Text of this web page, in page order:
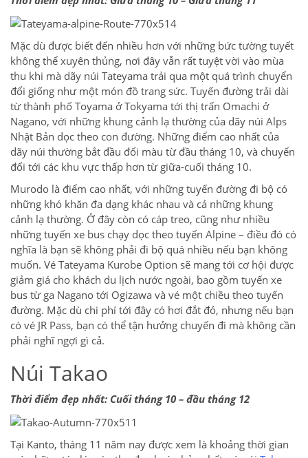
Mặc dù được biết đến nhiều hơn với những bức tường tuyết
không thể xuyên thủng, nơi đây vẫn rất tuyệt vời vào mùa
thu khi mà dãy núi Tateyama trải qua một quá trình chuyển
đổi giống như một món đồ trang sức. Tuyến đường trải dài
từ thành phố Toyama ở Tokyama tới thị trấn Omachi ở
Nagano, với những khung cảnh lạ thường của dãy núi Alps
Nhật Bản dọc theo con đường. Những điểm cao nhất của
dãy núi thường bắt đầu đổi màu từ đầu tháng 10, và chuyển
đổi tới các khu vực thấp hơn từ giữa-cuối tháng 10.
Murodo là điểm cao nhất, với những tuyến đường đi bộ có
những khó khăn đa dạng khác nhau và cả những khung
cảnh lạ thường. Ở đây còn có cáp treo, cũng như nhiều
những tuyến xe bus chạy dọc theo tuyến Alpine – điều đó có
nghĩa là bạn sẽ không phải đi bộ quá nhiều nếu bạn không
muốn. Vé Tateyama Kurobe Option sẽ mang tới cơ hội được
giảm giá cho khách du lịch nước ngoài, bao gồm tuyến xe
bus từ ga Nagano tới Ogizawa và vé một chiều theo tuyến
đường. Mặc dù chi phí tới đây có hơi đắt đỏ, nhưng nếu bạn
có vé JR Pass, bạn có thể tận hưởng chuyến đi mà không cần
phải nghĩ ngợi gì cả.
Núi Takao
Thời điểm đẹp nhất: Cuối tháng 10 – đầu tháng 12
Tại Kanto, tháng 11 năm nay được xem là khoảng thời gian